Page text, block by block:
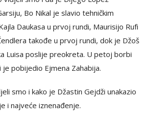
Bo Nikal je slavio tehničkim
Daukasa u prvoj rundi, Maurisijo Rufi
takođe u prvoj rundi, dok je Džoš
Luisa poslije preokreta. U petoj borbi
pobijedio Ejmena Zahabija.
smo i kako je Džastin Gejdži unakazio
i najveće iznenađenje.